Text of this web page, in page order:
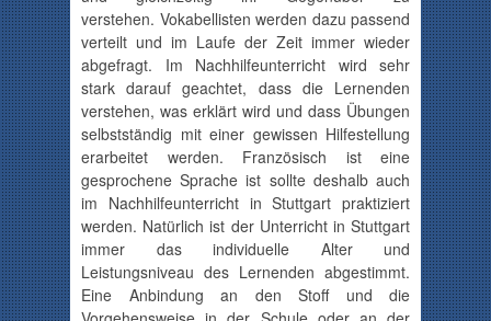
verstehen. Vokabellisten werden dazu passend
verteilt und im Laufe der Zeit immer wieder
abgefragt. Im Nachhilfeunterricht wird sehr
stark darauf geachtet, dass die Lernenden
verstehen, was erklärt wird und dass Übungen
selbstständig mit einer gewissen Hilfestellung
erarbeitet werden. Französisch ist eine
gesprochene Sprache ist sollte deshalb auch
im Nachhilfeunterricht in Stuttgart praktiziert
werden. Natürlich ist der Unterricht in Stuttgart
immer das individuelle Alter und
Leistungsniveau des Lernenden abgestimmt.
Eine Anbindung an den Stoff und die